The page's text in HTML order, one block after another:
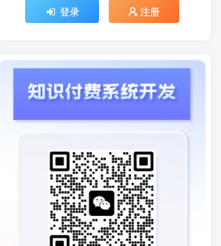
登录 注册